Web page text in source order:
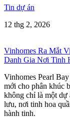
Tin dự án
12 thg 2, 2026
Vinhomes Ra Mắt
Danh Gia Nơi Tinh
Vinhomes Pearl
mới cho phân khúc
không chỉ là một dự
lưu, nơi tinh hoa
hành tinh.